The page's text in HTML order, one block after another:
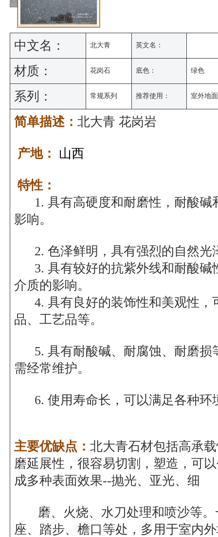
中文名： 北大青 英文名：
材质： 花岗石 底色： 绿色
系列： 常规系列 推荐使用： 室外地面
简单描述： 北大青 花岗岩
产地： 山西
特性：
1. 具有高硬度和耐磨性，耐酸碱
影响。
2. 色泽鲜明，具有强烈的自然光
3. 具有较好的抗紫外线和耐酸碱
介质的影响。
4. 具有良好的装饰性和美观性，
品、工艺品等。
5. 具有耐酸碱、耐腐蚀、耐磨损
需经常维护。
6. 使用寿命长，可以满足各种环
主要优缺点： 北大青石材包括高承
磨延展性，很容易切割，塑造，可
成多种表面效果--抛光、亚光、细
磨、火烧、水刀处理和喷沙等。
座、踏步、檐口等处，多用于室内